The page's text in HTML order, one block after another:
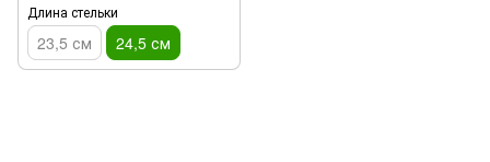
Длина стельки
23,5 см 24,5 см